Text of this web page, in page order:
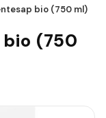
bio (750 ml)
(750